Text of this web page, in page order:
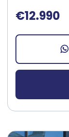
€12.990